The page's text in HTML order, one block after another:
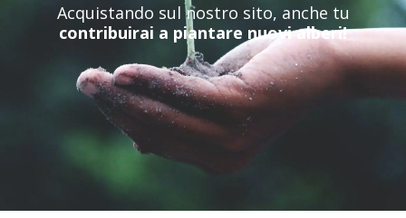
Acquistando sul nostro sito, anche tu
contribuirai a piantare nuovi alberi!